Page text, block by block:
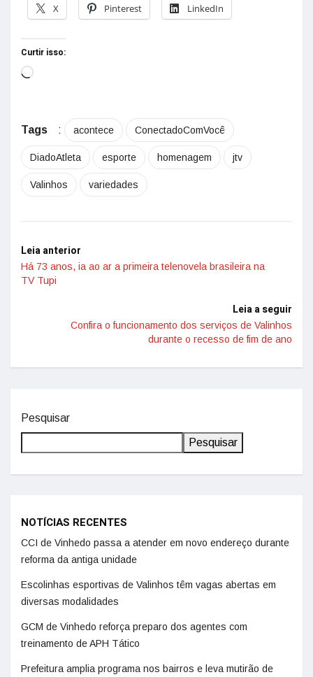
X Pinterest LinkedIn
Curtir isso:
Tags : acontece ConectadoComVocê
DiadoAtleta esporte homenagem jtv
Valinhos variedades
Leia anterior
Há 73 anos, ia ao ar a primeira telenovela brasileira na
TV Tupi
Leia a seguir
Confira o funcionamento dos serviços de Valinhos
durante o recesso de fim de ano
Pesquisar
Pesquisar
NOTÍCIAS RECENTES
CCI de Vinhedo passa a atender em novo endereço durante
reforma da antiga unidade
Escolinhas esportivas de Valinhos têm vagas abertas em
diversas modalidades
GCM de Vinhedo reforça preparo dos agentes com
treinamento de APH Tático
Prefeitura amplia programa nos bairros e leva mutirão de